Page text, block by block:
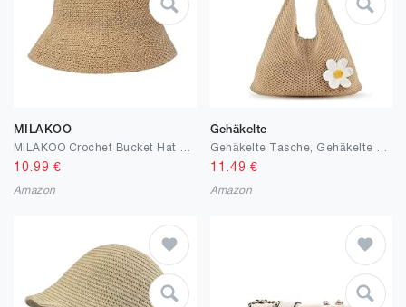
MILAKOO
10.99 €
Amazon
Gehäkelte
11.49 €
Amazon